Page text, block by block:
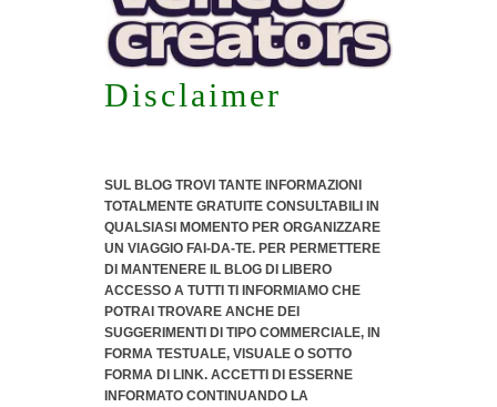
Disclaimer
SUL BLOG TROVI TANTE INFORMAZIONI
TOTALMENTE GRATUITE CONSULTABILI IN
QUALSIASI MOMENTO PER ORGANIZZARE
UN VIAGGIO FAI-DA-TE. PER PERMETTERE
DI MANTENERE IL BLOG DI LIBERO
ACCESSO A TUTTI TI INFORMIAMO CHE
POTRAI TROVARE ANCHE DEI
SUGGERIMENTI DI TIPO COMMERCIALE , IN
FORMA TESTUALE, VISUALE O SOTTO
FORMA DI LINK. ACCETTI DI ESSERNE
INFORMATO CONTINUANDO LA